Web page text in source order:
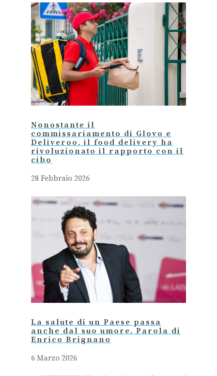
Nonostante il
commissariamento di Glovo e
Deliveroo, il food delivery ha
rivoluzionato il rapporto con il
cibo
28 Febbraio 2026
La salute di un Paese passa
anche dal suo umore. Parola di
Enrico Brignano
6 Marzo 2026